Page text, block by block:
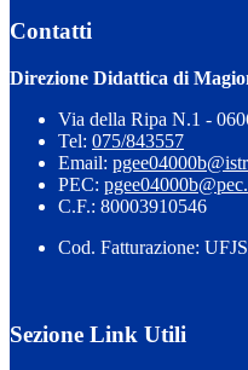
Contatti
Direzione Didattica di
Via della Ripa N.1 -
Tel: 075/843557
Email:
PEC:
C.F.: 80003910546
Cod. Fatturazione:
Sezione Link Utili